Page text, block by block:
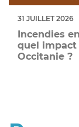
31 JUILLET 2026
Incendies
quel impact
Occitanie ?